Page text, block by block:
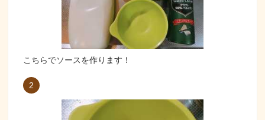
こちらでソースを作ります！
2